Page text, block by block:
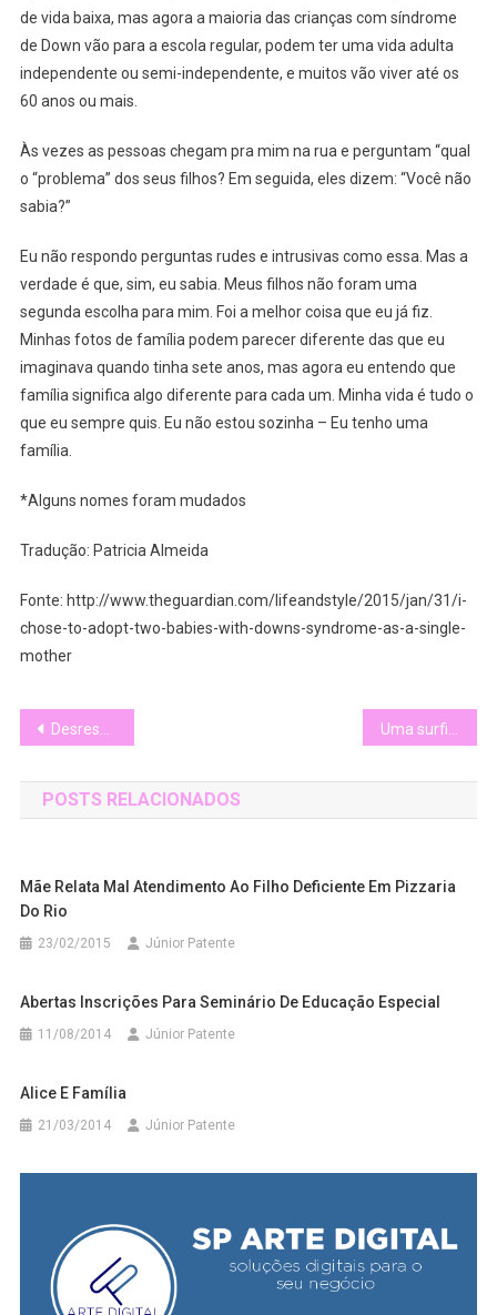
de vida baixa, mas agora a maioria das crianças com síndrome
de Down vão para a escola regular, podem ter uma vida adulta
independente ou semi-independente, e muitos vão viver até os
60 anos ou mais.
Às vezes as pessoas chegam pra mim na rua e perguntam “qual
o “problema” dos seus filhos? Em seguida, eles dizem: “Você não
sabia?”
Eu não respondo perguntas rudes e intrusivas como essa. Mas a
verdade é que, sim, eu sabia. Meus filhos não foram uma
segunda escolha para mim. Foi a melhor coisa que eu já fiz.
Minhas fotos de família podem parecer diferente das que eu
imaginava quando tinha sete anos, mas agora eu entendo que
família significa algo diferente para cada um. Minha vida é tudo o
que eu sempre quis. Eu não estou sozinha – Eu tenho uma
família.
*Alguns nomes foram mudados
Tradução: Patricia Almeida
Fonte: http://www.theguardian.com/lifeandstyle/2015/jan/31/i-
chose-to-adopt-two-babies-with-downs-syndrome-as-a-single-
mother
Navegação
de
Post
Desrespeito no Terminal da Lauro de Freitas marca Dia Internacional da Pessoa com Deficiência
POSTS RELACIONADOS
Mãe Relata Mal Atendimento Ao Filho Deficiente Em Pizzaria
Do Rio
23/02/2015 Júnior Patente
Abertas Inscrições Para Seminário De Educação Especial
11/08/2014 Júnior Patente
Alice E Família
21/03/2014 Júnior Patente